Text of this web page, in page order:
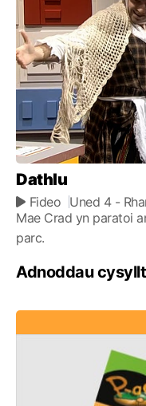
Dathlu
Fideo Uned 4 -
Mae Crad yn paratoi
parc.
Adnoddau